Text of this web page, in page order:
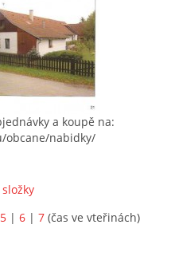
a koupě na:
obcane/nabidky/
5 | 6 | 7 (čas ve vteřinách)